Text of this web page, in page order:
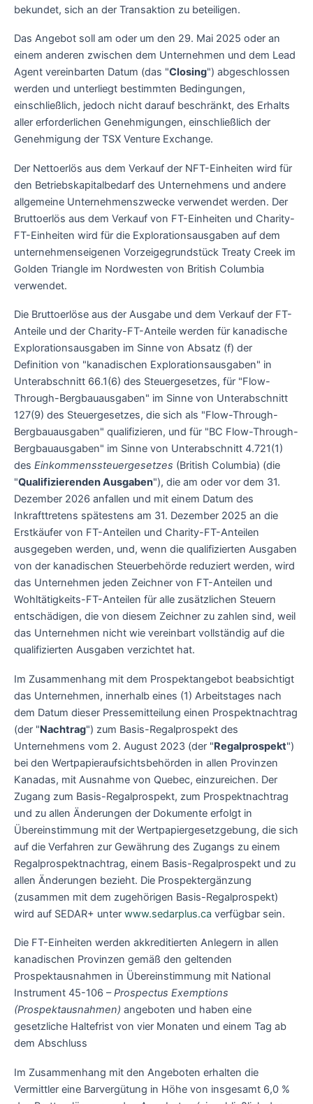
bekundet, sich an der Transaktion zu beteiligen.
Das Angebot soll am oder um den 29. Mai 2025 oder an
einem anderen zwischen dem Unternehmen und dem Lead
Agent vereinbarten Datum (das "Closing") abgeschlossen
werden und unterliegt bestimmten Bedingungen,
einschließlich, jedoch nicht darauf beschränkt, des Erhalts
aller erforderlichen Genehmigungen, einschließlich der
Genehmigung der TSX Venture Exchange.
Der Nettoerlös aus dem Verkauf der NFT-Einheiten wird für
den Betriebskapitalbedarf des Unternehmens und andere
allgemeine Unternehmenszwecke verwendet werden. Der
Bruttoerlös aus dem Verkauf von FT-Einheiten und Charity-
FT-Einheiten wird für die Explorationsausgaben auf dem
unternehmenseigenen Vorzeigegrundstück Treaty Creek im
Golden Triangle im Nordwesten von British Columbia
verwendet.
Die Bruttoerlöse aus der Ausgabe und dem Verkauf der FT-
Anteile und der Charity-FT-Anteile werden für kanadische
Explorationsausgaben im Sinne von Absatz (f) der
Definition von "kanadischen Explorationsausgaben" in
Unterabschnitt 66.1(6) des Steuergesetzes, für "Flow-
Through-Bergbauausgaben" im Sinne von Unterabschnitt
127(9) des Steuergesetzes, die sich als "Flow-Through-
Bergbauausgaben" qualifizieren, und für "BC Flow-Through-
Bergbauausgaben" im Sinne von Unterabschnitt 4.721(1)
des Einkommenssteuergesetzes (British Columbia) (die
"Qualifizierenden Ausgaben"), die am oder vor dem 31.
Dezember 2026 anfallen und mit einem Datum des
Inkrafttretens spätestens am 31. Dezember 2025 an die
Erstkäufer von FT-Anteilen und Charity-FT-Anteilen
ausgegeben werden, und, wenn die qualifizierten Ausgaben
von der kanadischen Steuerbehörde reduziert werden, wird
das Unternehmen jeden Zeichner von FT-Anteilen und
Wohltätigkeits-FT-Anteilen für alle zusätzlichen Steuern
entschädigen, die von diesem Zeichner zu zahlen sind, weil
das Unternehmen nicht wie vereinbart vollständig auf die
qualifizierten Ausgaben verzichtet hat.
Im Zusammenhang mit dem Prospektangebot beabsichtigt
das Unternehmen, innerhalb eines (1) Arbeitstages nach
dem Datum dieser Pressemitteilung einen Prospektnachtrag
(der "Nachtrag") zum Basis-Regalprospekt des
Unternehmens vom 2. August 2023 (der "Regalprospekt")
bei den Wertpapieraufsichtsbehörden in allen Provinzen
Kanadas, mit Ausnahme von Quebec, einzureichen. Der
Zugang zum Basis-Regalprospekt, zum Prospektnachtrag
und zu allen Änderungen der Dokumente erfolgt in
Übereinstimmung mit der Wertpapiergesetzgebung, die sich
auf die Verfahren zur Gewährung des Zugangs zu einem
Regalprospektnachtrag, einem Basis-Regalprospekt und zu
allen Änderungen bezieht. Die Prospektergänzung
(zusammen mit dem zugehörigen Basis-Regalprospekt)
wird auf SEDAR+ unter www.sedarplus.ca verfügbar sein.
Die FT-Einheiten werden akkreditierten Anlegern in allen
kanadischen Provinzen gemäß den geltenden
Prospektausnahmen in Übereinstimmung mit National
Instrument 45-106 –Prospectus Exemptions
(Prospektausnahmen) angeboten und haben eine
gesetzliche Haltefrist von vier Monaten und einem Tag ab
dem Abschluss
Im Zusammenhang mit den Angeboten erhalten die
Vermittler eine Barvergütung in Höhe von insgesamt 6,0 %